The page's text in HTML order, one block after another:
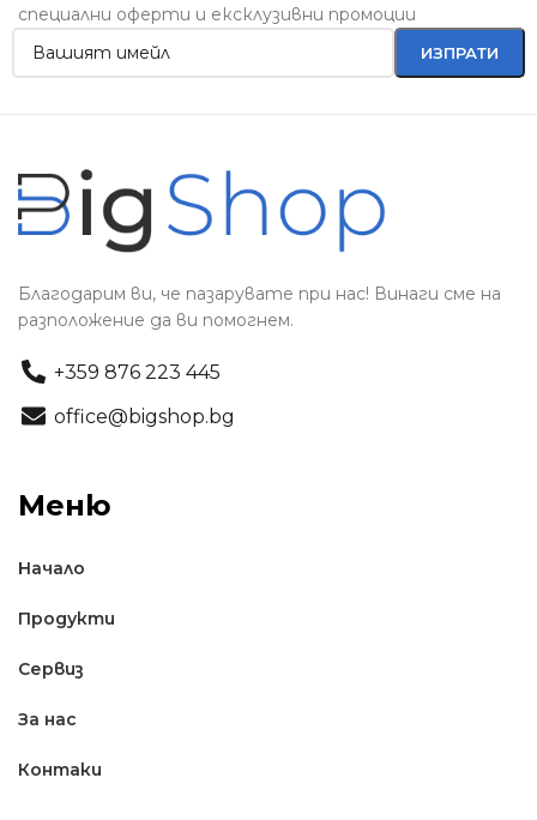
специални оферти и ексклузивни промоции
Благодарим ви, че пазарувате при нас! Винаги сме на
разположение да ви помогнем.
+359 876 223 445
office@bigshop.bg
Меню
Начало
Продукти
Сервиз
За нас
Контаки